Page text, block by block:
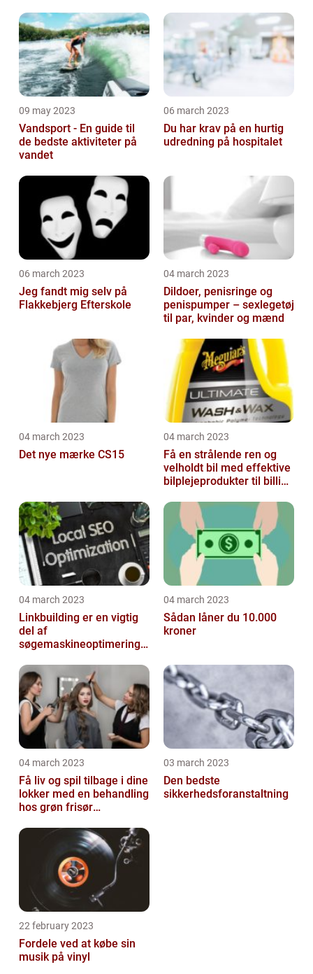
selv'ere
09 may 2023
Vandsport - En guide til
de bedste aktiviteter på
vandet
06 march 2023
Du har krav på en hurtig
udredning på hospitalet
06 march 2023
Jeg fandt mig selv på
Flakkebjerg Efterskole
04 march 2023
Dildoer, penisringe og
penispumper – sexlegetøj
til par, kvinder og mænd
04 march 2023
Det nye mærke CS15
04 march 2023
Få en strålende ren og
velholdt bil med effektive
bilplejeprodukter til billige
04 march 2023
Linkbuilding er en vigtig
del af
søgemaskineoptimeringe
04 march 2023
Sådan låner du 10.000
kroner
04 march 2023
Få liv og spil tilbage i dine
lokker med en behandling
hos grøn frisør
03 march 2023
Den bedste
sikkerhedsforanstaltning
22 february 2023
Fordele ved at købe sin
musik på vinyl